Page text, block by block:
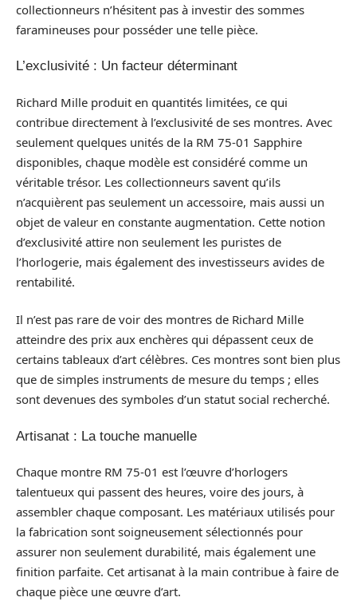
collectionneurs n’hésitent pas à investir des sommes
faramineuses pour posséder une telle pièce.
L’exclusivité : Un facteur déterminant
Richard Mille produit en quantités limitées, ce qui
contribue directement à l’exclusivité de ses montres. Avec
seulement quelques unités de la RM 75-01 Sapphire
disponibles, chaque modèle est considéré comme un
véritable trésor. Les collectionneurs savent qu’ils
n’acquièrent pas seulement un accessoire, mais aussi un
objet de valeur en constante augmentation. Cette notion
d’exclusivité attire non seulement les puristes de
l’horlogerie, mais également des investisseurs avides de
rentabilité.
Il n’est pas rare de voir des montres de Richard Mille
atteindre des prix aux enchères qui dépassent ceux de
certains tableaux d’art célèbres. Ces montres sont bien plus
que de simples instruments de mesure du temps ; elles
sont devenues des symboles d’un statut social recherché.
Artisanat : La touche manuelle
Chaque montre RM 75-01 est l’œuvre d’horlogers
talentueux qui passent des heures, voire des jours, à
assembler chaque composant. Les matériaux utilisés pour
la fabrication sont soigneusement sélectionnés pour
assurer non seulement durabilité, mais également une
finition parfaite. Cet artisanat à la main contribue à faire de
chaque pièce une œuvre d’art.